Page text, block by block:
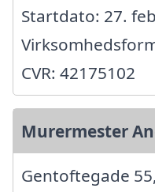
Startdato: 27.
CVR: 42175102
Murermester
Gentoftegade